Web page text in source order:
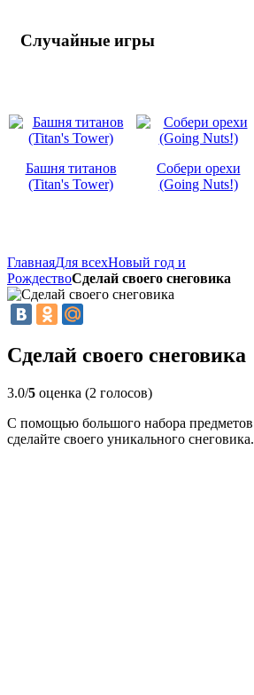
Случайные игры
Башня титанов
(Titan's Tower)
Собери орехи
(Going Nuts!)
ГлавнаяДля всехНовый год и
РождествоСделай своего снеговика
Сделай своего снеговика
3.0/5 оценка (2 голосов)
С помощью большого набора предметов
сделайте своего уникального снеговика.